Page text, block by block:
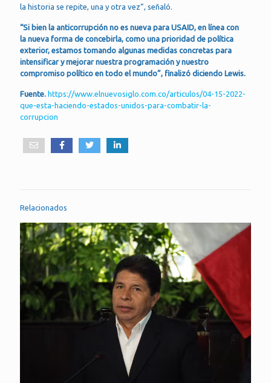
la historia se repite, una y otra vez”, señaló.
“Si bien la anticorrupción no es nueva para USAID, en línea con
la nueva forma de concebirla, como una prioridad de política
exterior, estamos tomando algunas medidas concretas para
intensificar y mejorar nuestra programación y nuestro
compromiso político en todo el mundo”, finalizó diciendo Lewis.
Fuente. https://www.elnuevosiglo.com.co/articulos/04-15-2022-
que-esta-haciendo-estados-unidos-para-combatir-la-
corrupcion
Relacionados